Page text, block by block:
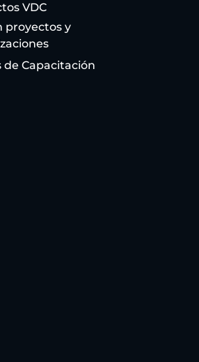
VDC
proyectos y
de Capacitación